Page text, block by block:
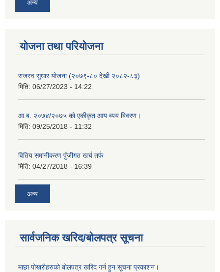
अन्य
योजना तथा परियोजना
राजस्व सुधार योजना (२०७९-८० देखी २०८२-८३)
मिति: 06/27/2023 - 14:22
आ.ब. २०७४/२०७५ को एकीकृत आय ब्यय बिवरण।
मिति: 09/25/2018 - 11:32
वितिय समानीकरण पुँजीगत खर्च तर्फ
मिति: 04/27/2018 - 16:39
अन्य
सार्वजनिक खरिद/बोलपत्र सूचना
माछा पोखरीहरुको बोलपत्र खरिद गर्न हुन सूचना प्रकाशन।